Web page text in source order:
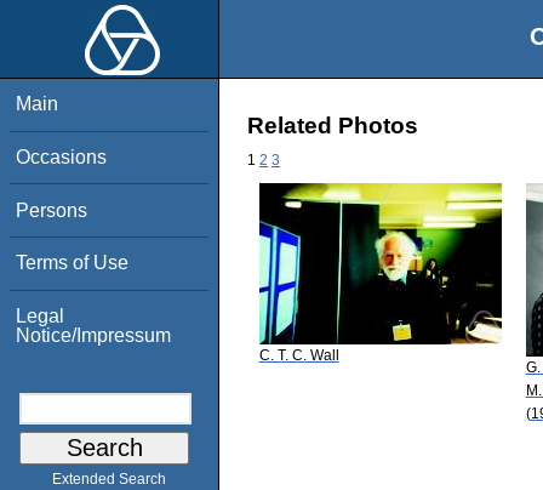
Main
Occasions
Persons
Terms of Use
Legal
Notice/Impressum
Extended Search
Related Photos
1 2 3
C. T. C. Wall